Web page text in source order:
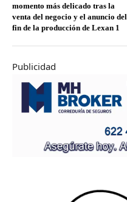
momento más delicado tras la
venta del negocio y el anuncio del
fin de la producción de Lexan 1
Publicidad